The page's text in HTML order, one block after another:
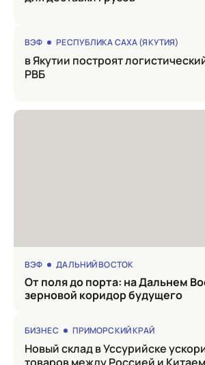
ВЭФ РЕСПУБЛИКА САХА (ЯКУТИЯ)
в Якутии построят
РВБ
ВЭФ ДАЛЬНИЙ ВОСТОК
от поля до порта: на Дальнем Востоке строят
зерновой коридор будущего
БИЗНЕС ПРИМОРСКИЙ КРАЙ
Новый склад в Уссурийске